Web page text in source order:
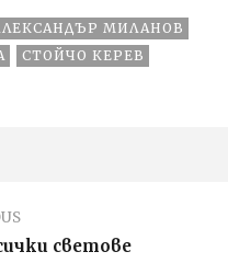
МИЛАНОВ
СТОЙЧО КЕРЕВ
светове